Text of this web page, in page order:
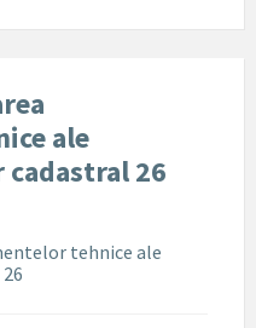
ale
26
tehnice ale